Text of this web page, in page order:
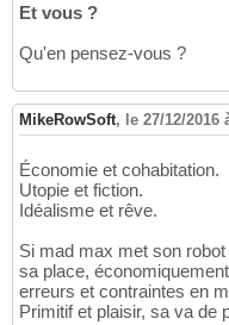
Et vous ?
Qu'en pensez-vous ?
MikeRowSoft, le 27/12/2016
Économie et cohabitation.
Utopie et fiction.
Idéalisme et rêve.
Si mad max met son
sa place,
erreurs et contraintes en
Primitif et plaisir, sa va de